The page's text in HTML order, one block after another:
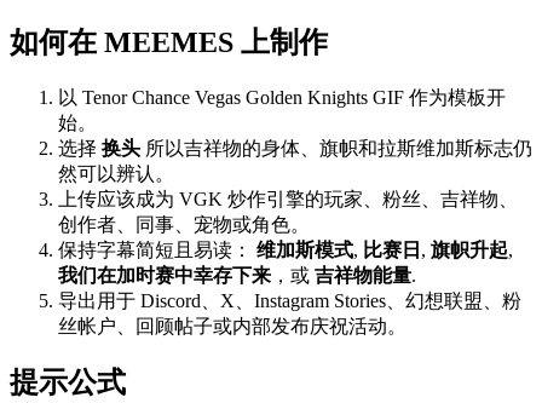
如何在 MEEMES 上制作
以 Tenor Chance Vegas Golden Knights GIF 作为模板开
始。
选择 换头 所以吉祥物的身体、旗帜和拉斯维加斯标志仍
然可以辨认。
上传应该成为 VGK 炒作引擎的玩家、粉丝、吉祥物、
创作者、同事、宠物或角色。
保持字幕简短且易读： 维加斯模式, 比赛日 , 旗帜升起,
我们在加时赛中幸存下来 ，或 吉祥物能量.
导出用于 Discord、X、Instagram Stories、幻想联盟、粉
丝帐户、回顾帖子或内部发布庆祝活动。
提示公式